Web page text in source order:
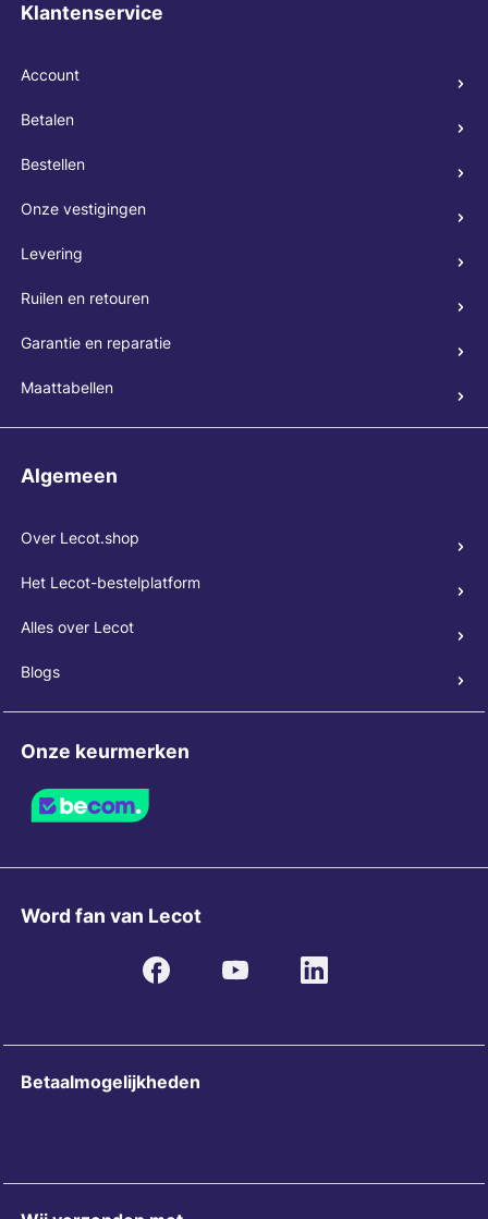
Klantenservice
Account
Betalen
Bestellen
Onze vestigingen
Levering
Ruilen en retouren
Garantie en reparatie
Maattabellen
Algemeen
Over Lecot.shop
Het Lecot-bestelplatform
Alles over Lecot
Blogs
Onze keurmerken
Word fan van Lecot
Betaalmogelijkheden